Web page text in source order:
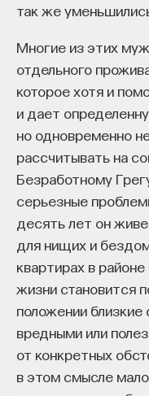
так же
Многие из этих
отдельного
которое хотя и
и дает
но одновременно
рассчитывать на
Безработному
серьезные
десять лет он
для нищих и
квартирах в
жизни становится
положении
вредными или
от конкретных
в этом смысле